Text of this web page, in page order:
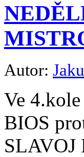
Autor:
Ve
BIOS
SLAVOJ